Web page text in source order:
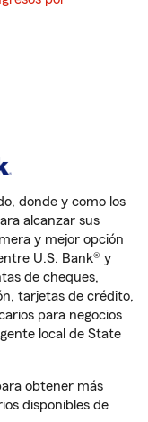
donde y como los
alcanzar sus
y mejor opción
U.S. Bank® y
de cheques,
tarjetas de crédito,
para negocios
local de State
obtener más
disponibles de